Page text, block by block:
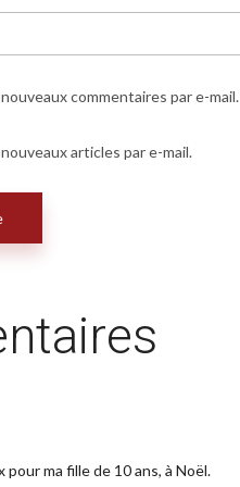
commentaires par e-mail.
articles par e-mail.
pour ma fille de 10 ans, à Noël.